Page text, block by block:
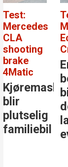
Test:
Mercedes
CLA
shooting
brake
4Matic
blir
plutselig
familiebil